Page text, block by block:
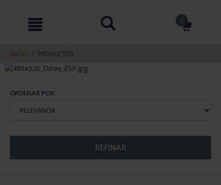
contenido
navegacin
0
INICIO PRODUCTOS
ORDENAR POR:
REFINAR